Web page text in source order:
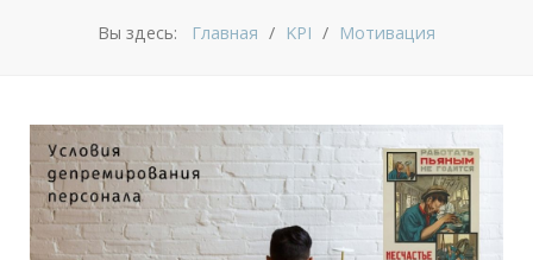
Вы здесь: Главная KPI Мотивация